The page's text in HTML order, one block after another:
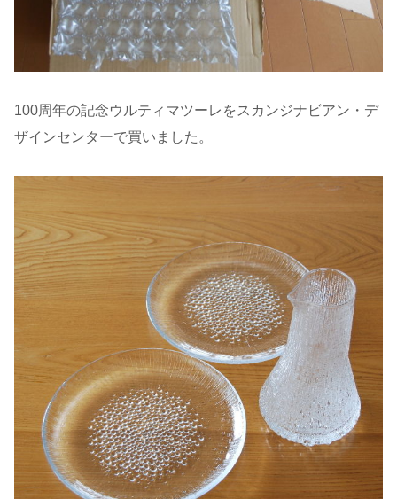
100周年の記念ウルティマツーレをスカンジナビアン・デ
ザインセンターで買いました。